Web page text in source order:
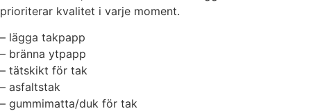
prioriterar kvalitet i varje moment.
– lägga takpapp
– bränna ytpapp
– tätskikt för tak
– asfaltstak
– gummimatta/duk för tak